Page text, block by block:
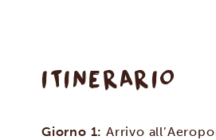
ITINERARIO
Giorno 1: Arrivo